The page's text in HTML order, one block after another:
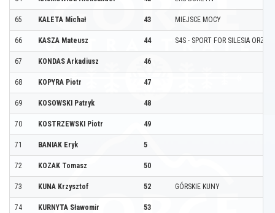
65 KALETA Michał 43 MIEJSCE MOCY
66 KASZA Mateusz 44 S4S - SPORT FOR SILESIA
67 KONDAS Arkadiusz 46
68 KOPYRA Piotr 47
69 KOSOWSKI Patryk 48
70 KOSTRZEWSKI Piotr 49
71 BANIAK Eryk 5
72 KOZAK Tomasz 50
73 KUNA Krzysztof 52 GÓRSKIE KUNY
74 KURNYTA Sławomir 53